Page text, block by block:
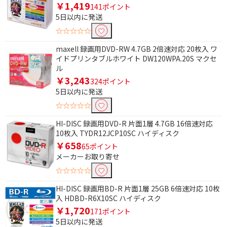
￥1,419141ポイント
5日以内に発送
☆☆☆☆☆
maxell 録画用DVD-RW 4.7GB 2倍速対応 20枚入 ワ
イドプリンタブルホワイト DW120WPA.20S マクセ
ル
￥3,243324ポイント
5日以内に発送
☆☆☆☆☆
HI-DISC 録画用DVD-R 片面1層 4.7GB 16倍速対応
10枚入 TYDR12JCP10SC ハイディスク
￥65865ポイント
メーカーお取り寄せ
☆☆☆☆☆
HI-DISC 録画用BD-R 片面1層 25GB 6倍速対応 10枚
入 HDBD-R6X10SC ハイディスク
￥1,720171ポイント
5日以内に発送